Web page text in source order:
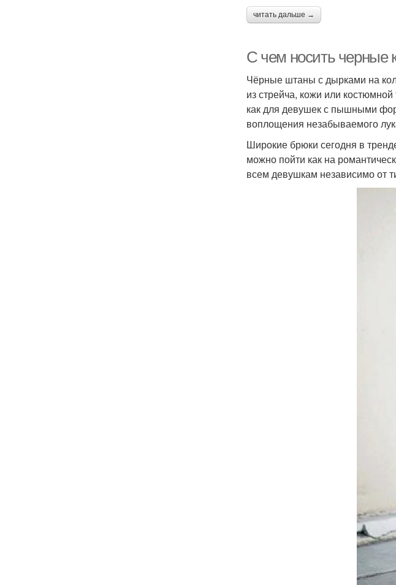
читать дальше →
С чем носить
Чёрные штаны с дырками на
из стрейча, кожи или
как для девушек с пышными
воплощения незабываемого
Широкие брюки сегодня в
можно пойти как на
всем девушкам независимо от